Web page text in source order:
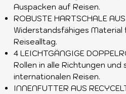
Auspacken auf Reisen.
ROBUSTE HARTSCHALE
Widerstandsfähiges Material
Reisealltag.
4 LEICHTGÄNGIGE
Rollen in alle Richtungen
internationalen Reisen.
INNENFUTTER AUS